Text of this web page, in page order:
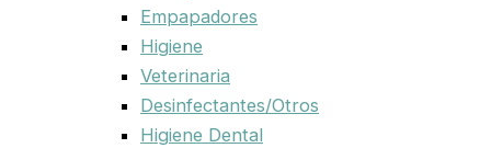
Empapadores
Higiene
Veterinaria
Desinfectantes/Otros
Higiene Dental